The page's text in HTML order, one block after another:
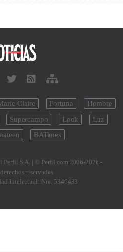
Claire Fortuna
Hombre
Supercampo Look
Luz
BATimes
Perfil S.A. | © Perfil.com 2006-2026 -
reservados
Intelectual: Nro. 5346433